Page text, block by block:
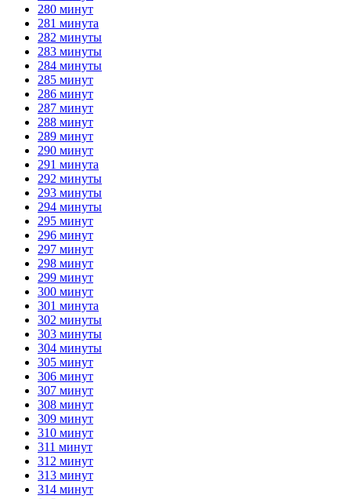
280 минут
281 минута
282 минуты
283 минуты
284 минуты
285 минут
286 минут
287 минут
288 минут
289 минут
290 минут
291 минута
292 минуты
293 минуты
294 минуты
295 минут
296 минут
297 минут
298 минут
299 минут
300 минут
301 минута
302 минуты
303 минуты
304 минуты
305 минут
306 минут
307 минут
308 минут
309 минут
310 минут
311 минут
312 минут
313 минут
314 минут